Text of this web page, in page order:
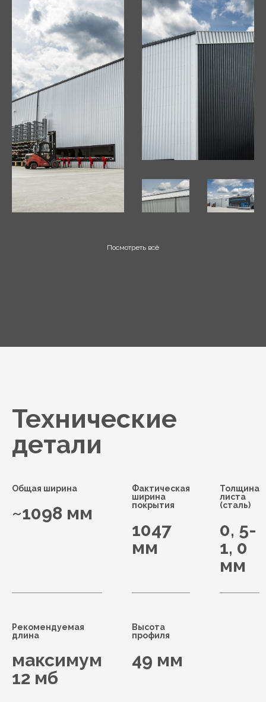
Посмотреть всё
Технические
детали
Общая ширина
~1098 мм
Фактическая
ширина
покрытия
1047
мм
Толщина
листа
(сталь)
0, 5-
1, 0
мм
Рекомендуемая
длина
максимум
12 мб
Высота
профиля
49 мм